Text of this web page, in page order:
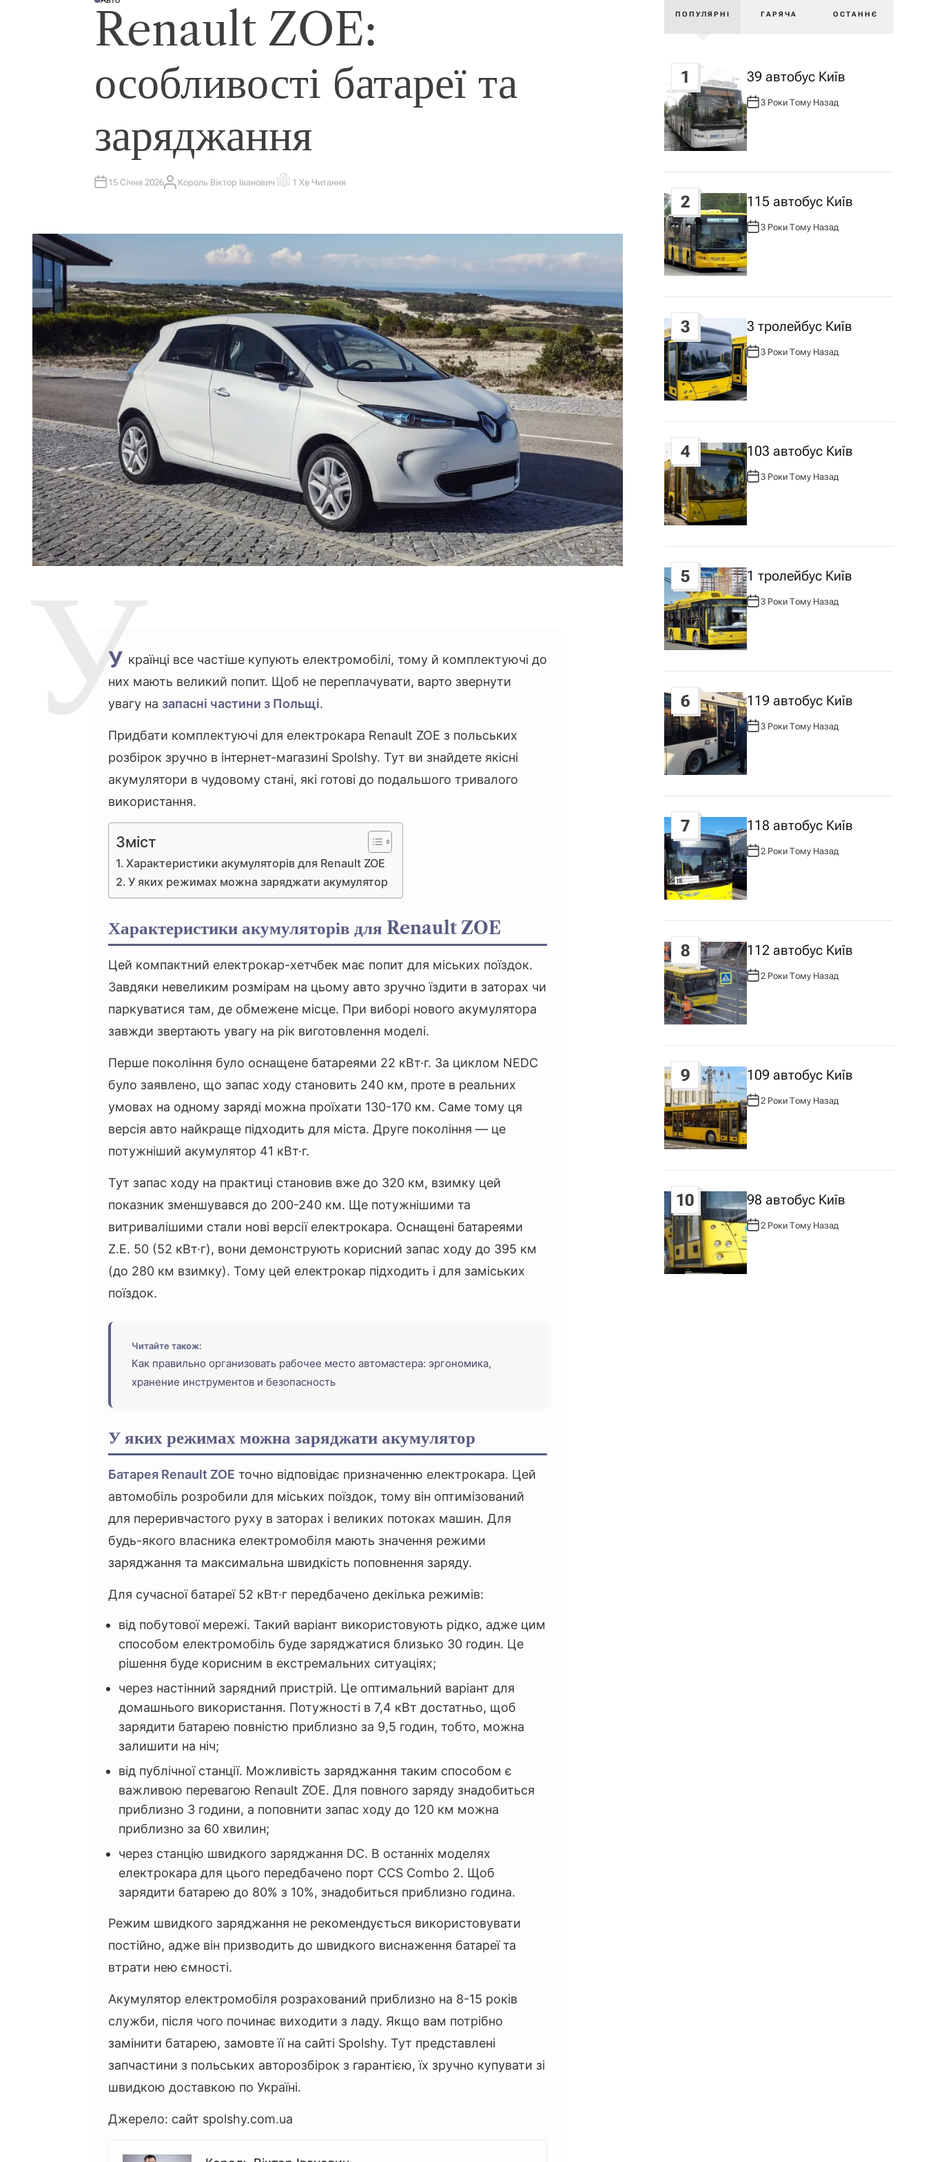
О
П
А
Т
Renault ZOE:
особливості батареї та
заряджання
15 Січня 2026А
Король Віктор Іванович О
В
Н
Ч
А
С
Ч
Т
Н
Я
1 Хв Читання
У країнці все частіше купують електромобілі, тому й комплектуючі до
них мають великий попит. Щоб не переплачувати, варто звернути
увагу на запасні частини з Польщі.
Придбати комплектуючі для електрокара Renault ZOE з польських
розбірок зручно в інтернет-магазині Spolshy. Тут ви знайдете якісні
акумулятори в чудовому стані, які готові до подальшого тривалого
використання.
Зміст
Характеристики акумуляторів для Renault ZOE
У яких режимах можна заряджати акумулятор
Характеристики акумуляторів для Renault ZOE
Цей компактний електрокар-хетчбек має попит для міських поїздок.
Завдяки невеликим розмірам на цьому авто зручно їздити в заторах чи
паркуватися там, де обмежене місце. При виборі нового акумулятора
завжди звертають увагу на рік виготовлення моделі.
Перше покоління було оснащене батареями 22 кВт·г. За циклом NEDC
було заявлено, що запас ходу становить 240 км, проте в реальних
умовах на одному заряді можна проїхати 130-170 км. Саме тому ця
версія авто найкраще підходить для міста. Друге покоління — це
потужніший акумулятор 41 кВт·г.
Тут запас ходу на практиці становив вже до 320 км, взимку цей
показник зменшувався до 200-240 км. Ще потужнішими та
витривалішими стали нові версії електрокара. Оснащені батареями
Z.E. 50 (52 кВт·г), вони демонструють корисний запас ходу до 395 км
(до 280 км взимку). Тому цей електрокар підходить і для заміських
поїздок.
Читайте також:
Как правильно организовать рабочее место автомастера: эргономика,
хранение инструментов и безопасность
У яких режимах можна заряджати акумулятор
Батарея Renault ZOE точно відповідає призначенню електрокара. Цей
автомобіль розробили для міських поїздок, тому він оптимізований
для переривчастого руху в заторах і великих потоках машин. Для
будь-якого власника електромобіля мають значення режими
заряджання та максимальна швидкість поповнення заряду.
Для сучасної батареї 52 кВт·г передбачено декілька режимів:
від побутової мережі. Такий варіант використовують рідко, адже цим
способом електромобіль буде заряджатися близько 30 годин. Це
рішення буде корисним в екстремальних ситуаціях;
через настінний зарядний пристрій. Це оптимальний варіант для
домашнього використання. Потужності в 7,4 кВт достатньо, щоб
зарядити батарею повністю приблизно за 9,5 годин, тобто, можна
залишити на ніч;
від публічної станції. Можливість заряджання таким способом є
важливою перевагою Renault ZOE. Для повного заряду знадобиться
приблизно 3 години, а поповнити запас ходу до 120 км можна
приблизно за 60 хвилин;
через станцію швидкого заряджання DC. В останніх моделях
електрокара для цього передбачено порт CCS Combo 2. Щоб
зарядити батарею до 80% з 10%, знадобиться приблизно година.
Режим швидкого заряджання не рекомендується використовувати
постійно, адже він призводить до швидкого виснаження батареї та
втрати нею ємності.
Акумулятор електромобіля розрахований приблизно на 8-15 років
служби, після чого починає виходити з ладу. Якщо вам потрібно
замінити батарею, замовте її на сайті Spolshy. Тут представлені
запчастини з польських авторозбірок з гарантією, їх зручно купувати зі
швидкою доставкою по Україні.
Джерело: сайт spolshy.com.ua
ПОПУЛЯРНІ ГАРЯЧА ОСТАННЄ
1 39 автобус Київ
А
В
Т
О
Р
:
3 Роки Тому Назад
2 115 автобус Київ
А
Т
О
Р
:
3 Роки Тому Назад
3 3 тролейбус Київ
А
В
Т
О
Р
:
3 Роки Тому Назад
4 103 автобус Київ
А
В
Т
О
Р
:
3 Роки Тому Назад
5 1 тролейбус Київ
А
В
Т
О
Р
:
3 Роки Тому Назад
6 119 автобус Київ
А
Р
:
3 Роки Тому Назад
7 118 автобус Київ
А
В
Т
Р
:
2 Роки Тому Назад
8 112 автобус Київ
А
В
О
Р
:
2 Роки Тому Назад
9 109 автобус Київ
А
В
Т
О
Р
:
2 Роки Тому Назад
10 98 автобус Київ
А
В
Т
О
Р
:
2 Роки Тому Назад